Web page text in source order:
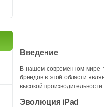
Введение
В нашем современном мире
брендов в этой области
высокой
Эволюция iPad